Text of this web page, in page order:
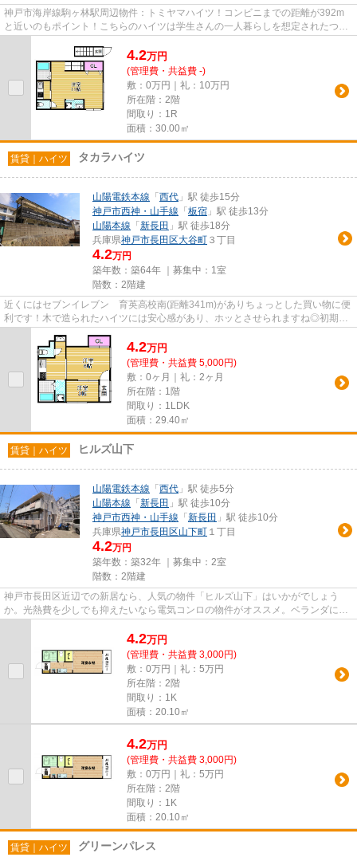
神戸市海岸線駒ヶ林駅周辺物件：トミヤマハイツ！コンビニまでの距離が392m
と近いのもポイント！こちらのハイツは学生さんの一人暮らしを想定されたつく
4.2万円
(管理費・共益費 -)
敷：0万円｜礼：10万円
所在階：2階
間取り：1R
面積：30.00㎡
賃貸｜ハイツ タカラハイツ
山陽電鉄本線 「 西代 」駅 徒歩15分
神戸市西神・山手線 「 板宿 」駅 徒歩13分
山陽本線 「 新長田 」駅 徒歩18分
兵庫県神戸市長田区大谷町 ３丁目
4.2万円
築年数：築64年 ｜募集中： 1室
階数：2階建
近くにはセブンイレブン 育英高校南(距離341m)がありちょっとした買い物に便
利です！木で造られたハイツには安心感があり、ホッとさせられますね◎初期費
4.2万円
(管理費・共益費 5,000円)
敷：0ヶ月｜礼：2ヶ月
所在階：1階
間取り：1LDK
面積：29.40㎡
賃貸｜ハイツ ヒルズ山下
山陽電鉄本線 「 西代 」駅 徒歩5分
山陽本線 「 新長田 」駅 徒歩10分
神戸市西神・山手線 「 新長田 」駅 徒歩10分
兵庫県神戸市長田区山下町 １丁目
4.2万円
築年数：築32年 ｜募集中： 2室
階数：2階建
神戸市長田区近辺での新居なら、人気の物件「ヒルズ山下」はいかがでしょう
か。光熱費を少しでも抑えたいなら電気コンロの物件がオススメ。ベランダに洗
4.2万円
(管理費・共益費 3,000円)
敷：0万円｜礼：5万円
所在階：2階
間取り：1K
面積：20.10㎡
4.2万円
(管理費・共益費 3,000円)
敷：0万円｜礼：5万円
所在階：2階
間取り：1K
面積：20.10㎡
賃貸｜ハイツ グリーンパレス